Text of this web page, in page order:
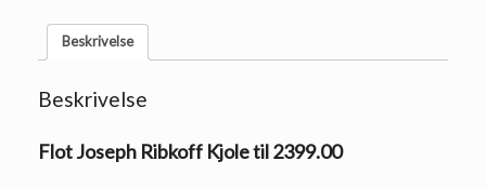
Beskrivelse
Beskrivelse
Flot Joseph Ribkoff Kjole til 2399.00